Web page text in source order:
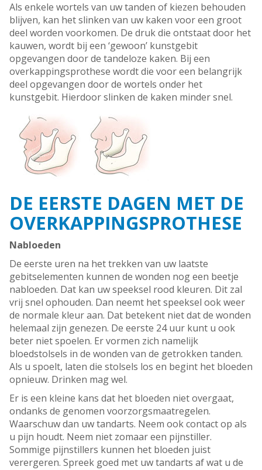
Als enkele wortels van uw tanden of kiezen behouden
blijven, kan het slinken van uw kaken voor een groot
deel worden voorkomen. De druk die ontstaat door het
kauwen, wordt bij een ‘gewoon’ kunstgebit
opgevangen door de tandeloze kaken. Bij een
overkappingsprothese wordt die voor een belangrijk
deel opgevangen door de wortels onder het
kunstgebit. Hierdoor slinken de kaken minder snel.
DE EERSTE DAGEN MET DE
OVERKAPPINGSPROTHESE
Nabloeden
De eerste uren na het trekken van uw laatste
gebitselementen kunnen de wonden nog een beetje
nabloeden. Dat kan uw speeksel rood kleuren. Dit zal
vrij snel ophouden. Dan neemt het speeksel ook weer
de normale kleur aan. Dat betekent niet dat de wonden
helemaal zijn genezen. De eerste 24 uur kunt u ook
beter niet spoelen. Er vormen zich namelijk
bloedstolsels in de wonden van de getrokken tanden.
Als u spoelt, laten die stolsels los en begint het bloeden
opnieuw. Drinken mag wel.
Er is een kleine kans dat het bloeden niet overgaat,
ondanks de genomen voorzorgsmaatregelen.
Waarschuw dan uw tandarts. Neem ook contact op als
u pijn houdt. Neem niet zomaar een pijnstiller.
Sommige pijnstillers kunnen het bloeden juist
verergeren. Spreek goed met uw tandarts af wat u de